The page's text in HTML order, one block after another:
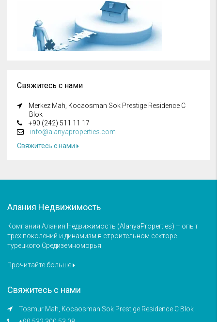
Свяжитесь с нами
Merkez Mah, Kocaosman Sok Prestige Residence C
Blok
+90 (242) 511 11 17
info@alanyaproperties.com
Свяжитесь с нами
Алания Недвижимость
Компания Алания Недвижимость (AlanyaProperties) – опыт
трех поколений и динамизм в строительном секторе
турецкого Средиземноморья.
Прочитайте больше
Свяжитесь с нами
Tosmur Mah, Kocaosman Sok Prestige Residence C Blok